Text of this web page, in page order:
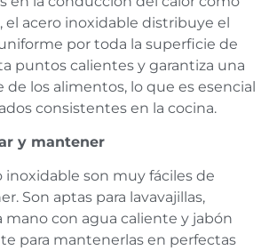
el acero inoxidable distribuye el
por toda la superficie de
puntos calientes y garantiza una
los alimentos, lo que es esencial
consistentes en la cocina.
y mantener
inoxidable son muy fáciles de
Son aptas para lavavajillas,
mano con agua caliente y jabón
para mantenerlas en perfectas